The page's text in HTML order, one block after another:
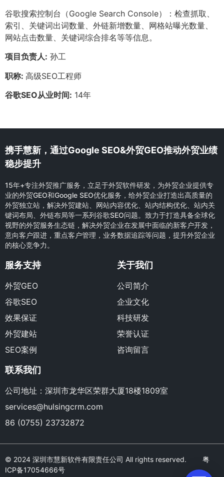
谷歌搜索控制台（Google Search Console）：检查抓取、
索引、关键词出词数量、外链新增数量、网格站曝光数量、
网站点击数量、关键词综合排名等等信息。
项目负责人: 孙工
职称: 高级SEO工程师
谷歌SEO从业时间: 14年
携手慧新，通过Google SEO&外贸GEO推动外贸业绩
稳步提升
15年+专注外贸推广服务，立足于外贸软件研发，为外贸企业提供专
业的外贸GEO和Google SEO优化服务，给外贸企业打造出高质量的
外贸独立站，解决外贸建站、网站内容优化、站内结构优化、站内关
键词布局、外链布局等一系列谷歌SEO问题。致力于打造具备全球化
视野的外贸服务生态链，解决外贸企业在发展中面临的新客户开发，
意向客户跟进，重点客户管理，业务数据追踪等问题，提升外贸企业
的核心竞争力。
服务支持
外贸GEO
谷歌SEO
效果保证
外贸建站
SEO案例
关于我们
公司简介
企业文化
科技研发
荣誉认证
咨询留言
联系我们
公司地址：深圳市龙华区荣群大厦18楼1809室
services@hulsingcrm.com
86 (0755) 23732872
© 2024 深圳市慧新软件有限责任公司 All rights reserved. 粤
ICP备17054666号